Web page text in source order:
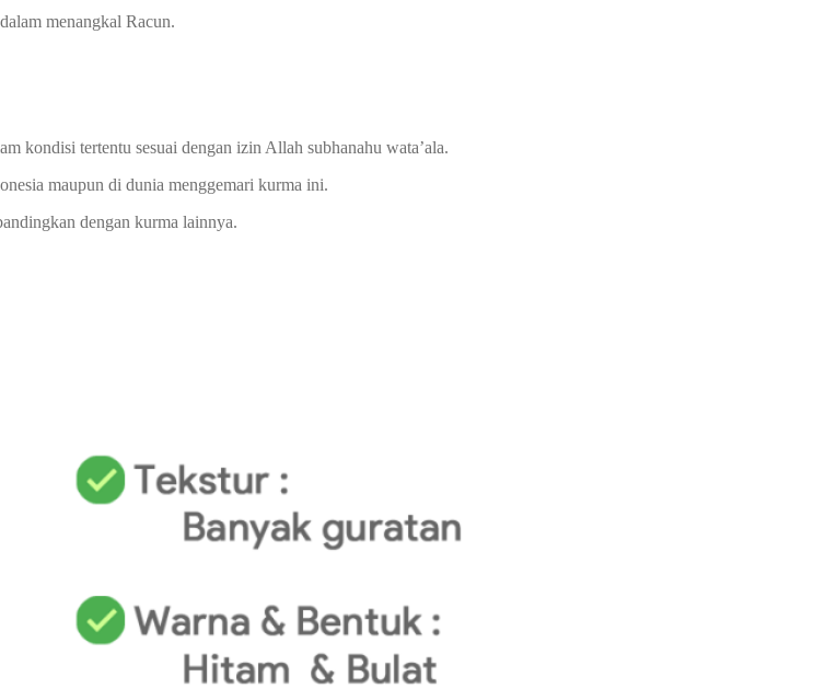
menangkal Racun.
kondisi tertentu sesuai dengan izin Allah subhanahu wata’ala.
maupun di dunia menggemari kurma ini.
dengan kurma lainnya.